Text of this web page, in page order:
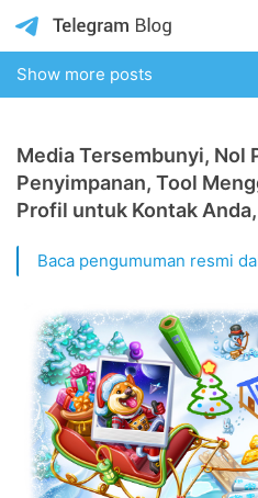
Show more posts
Media Tersembunyi, Nol
Penyimpanan, Tool
Profil untuk Kontak
Baca pengumuman resmi